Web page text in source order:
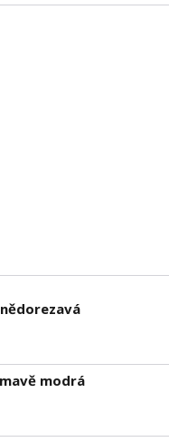
modrá